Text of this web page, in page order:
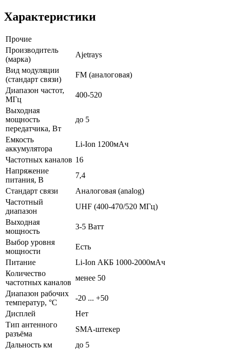
Характеристики
Прочие
Производитель
(марка)
Ajetrays
Вид модуляции
(стандарт связи)
FM (аналоговая)
Диапазон частот,
МГц
400-520
Выходная
мощность
передатчика, Вт
до 5
Емкость
аккумулятора
Li-Ion 1200мАч
Частотных каналов 16
Напряжение
питания, В
7,4
Стандарт связи
Аналоговая (analog)
Частотный
диапазон
UHF (400-470/520 МГц)
Выходная
мощность
3-5 Ватт
Выбор уровня
мощности
Есть
Питание
Li-Ion АКБ 1000-2000мАч
Количество
частотных каналов
менее 50
Диапазон рабочих
температур, °С
-20 ... +50
Дисплей
Нет
Тип антенного
разъёма
SMA-штекер
Дальность км
до 5